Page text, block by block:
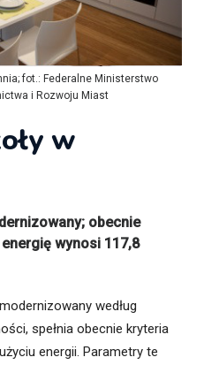
fot.: Federalne Ministerstwo
i Rozwoju Miast
w
obecnie
wynosi 117,8
według
spełnia obecnie kryteria
energii. Parametry te